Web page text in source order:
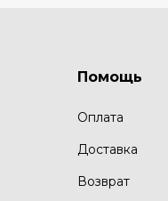
Помощь
Оплата
Доставка
Возврат